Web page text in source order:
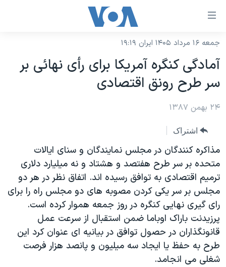
لینکهای
دسترسی
جهش
محتوای
اصلی
جهش
صفحه
اصلی
جهش
به
جستجو
نسخه سبک وب‌سایت
موضوع ها
ایران
آمریکا
جهان
ورزشی
گزیده‌ها
ویژه برنامه‌ها
ویدیوها
فرهنگ و زندگی
حقوق شهروندی
برنامه های تلویزیونی
جدول برنامه ها
صفحه‌های ویژه
جام جهانی ۲۰۲۶
عملیات خشم حماسی
۲۵۰سالگی آمریکا
بایگانی برنامه‌های تلویزیونی
مستندها
انتخابات ریاست جمهوری آمریکا ۲۰۲۴
فرکانس‌های صدای آمریکا
پخش رادیویی
یادگیری زبان انگلیسی
دنبال کنید
جمعه ۱۶ مرداد ۱۴۰۵ ایران ۱۹:۱۹
آمادگی کنگره آمريکا برای رأی نهائی بر
سر طرح رونق اقتصادی
۲۴ بهمن ۱۳۸۷
اشتراک
مذاکره کنندگان در مجلس نمایندگان و سنای ایالات
متحده بر سر طرح هفتصد و هشتاد و نه میلیارد دلاری
ترمیم اقتصادی به توافق رسیده اند. اتفاق نظر در هر دو
مجلس بر سر یکی کردن مصوبه های دو مجلس راه را برای
رای گیری نهایی کنگره در روز جمعه هموار کرده است.
پرزیدنت باراک اوباما ضمن استقبال از سرعت عمل
قانونگذاران در حصول توافق در بیانیه ای عنوان کرد این
طرح به حفظ یا ایجاد سه میلیون و پانصد هزار فرصت
شغلی می انجامد.